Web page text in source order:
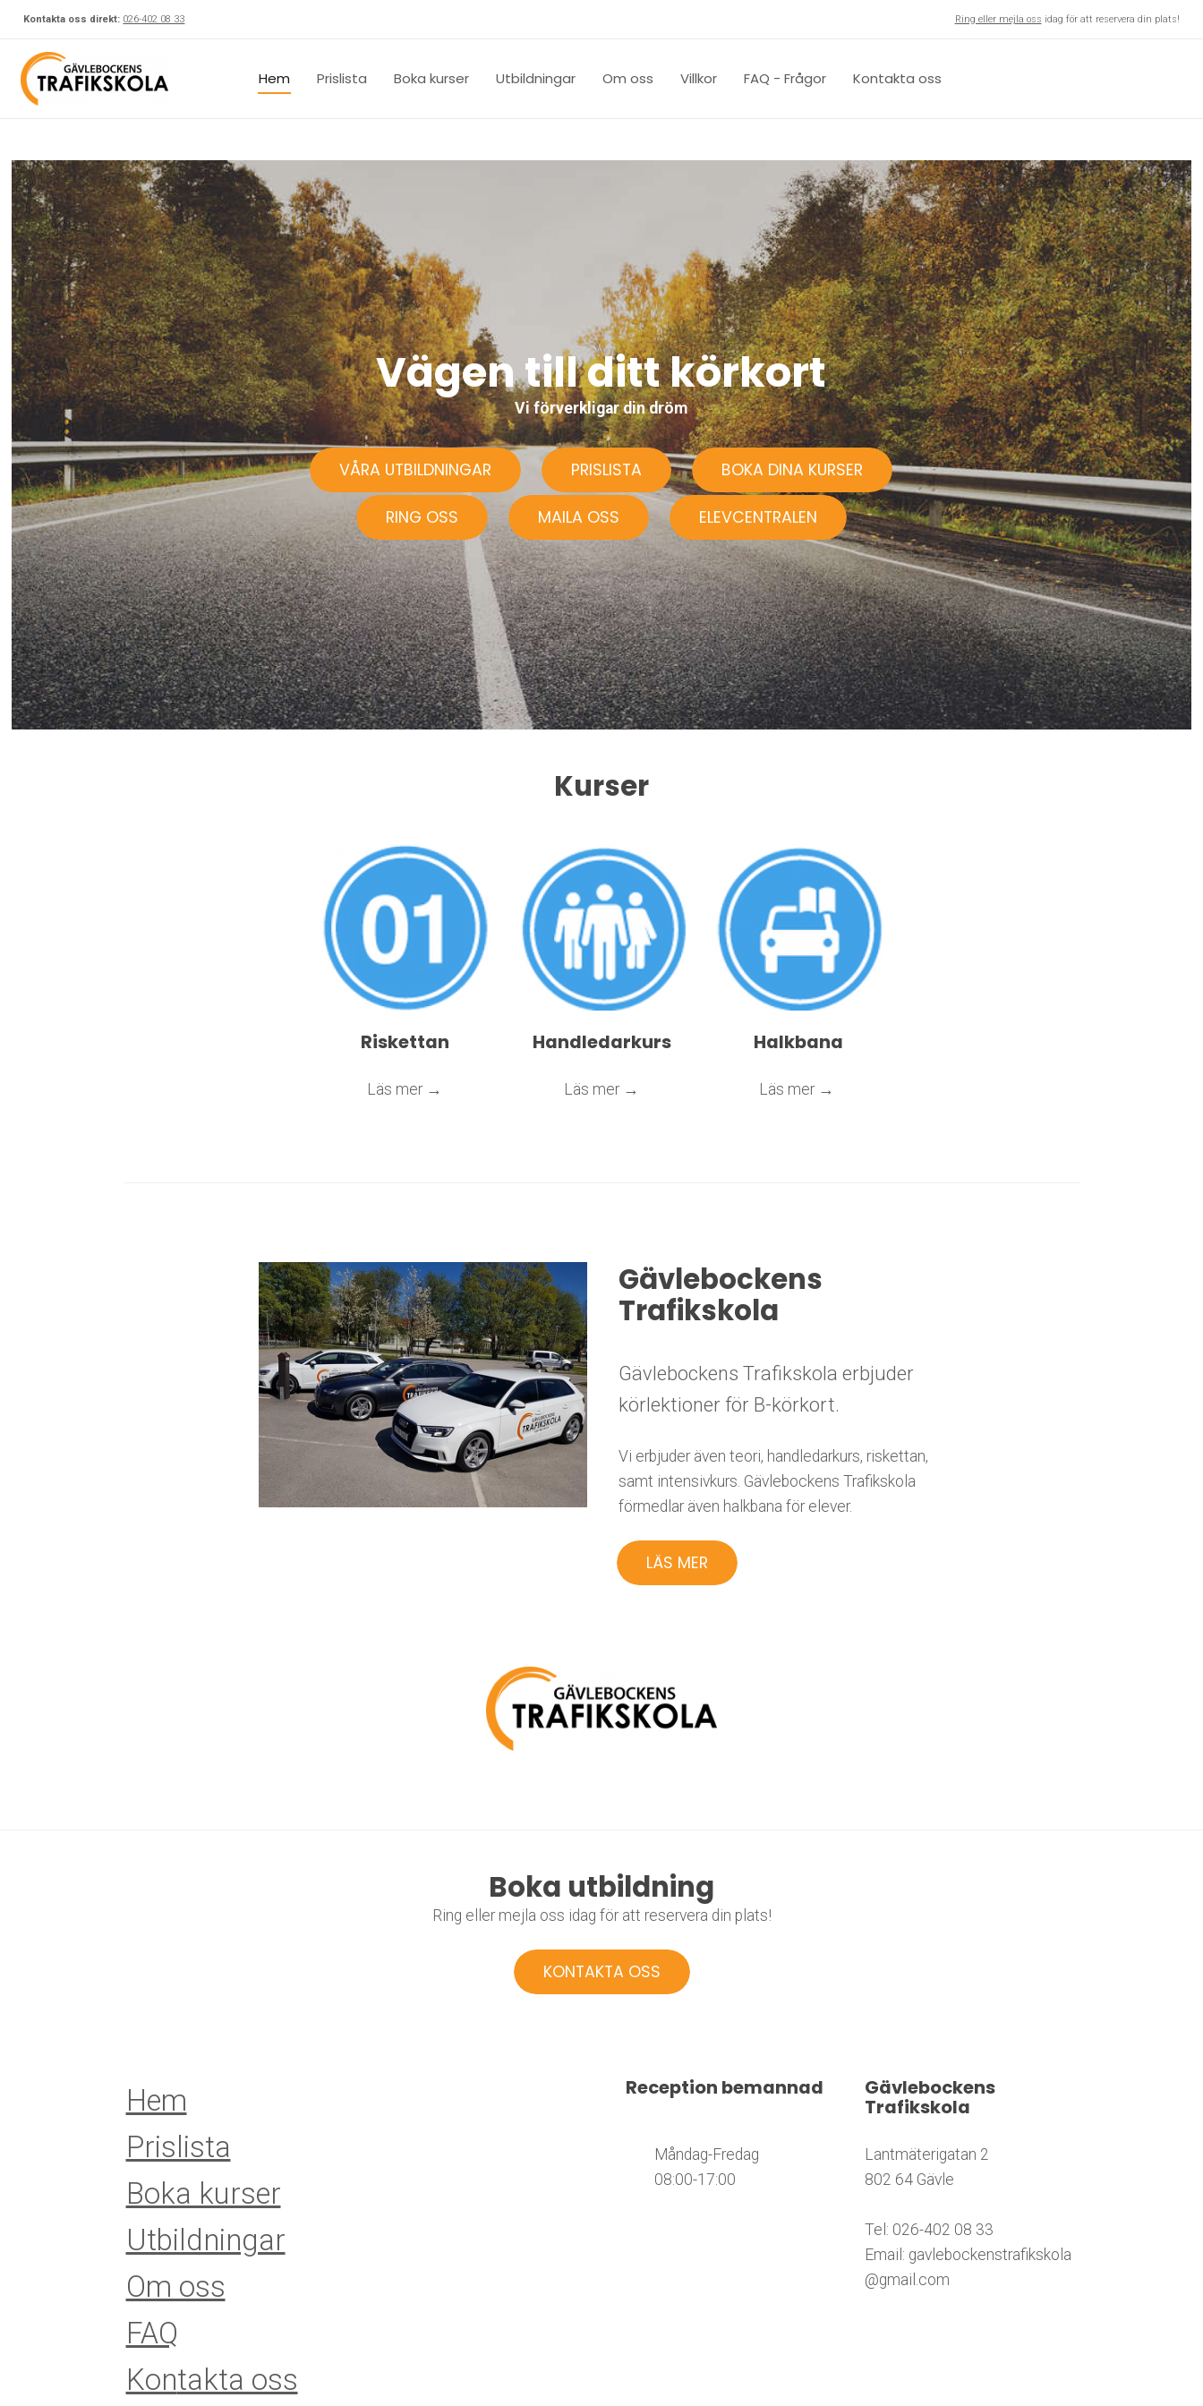
Kontakta oss direkt: 026-402 08 33 Ring eller mejla oss idag för att reservera din plats!
Hem Prislista Boka kurser Utbildningar Om oss Villkor FAQ - Frågor Kontakta oss
Vägen till ditt körkort
Vi förverkligar din dröm
VÅRA UTBILDNINGAR PRISLISTA BOKA DINA KURSER
RING OSS MAILA OSS ELEVCENTRALEN
Kurser
Riskettan
​​​​​​​Läs mer →
Handledarkurs
​​​​​​​Läs mer →
Halkbana
​​​​​​​Läs mer →
Gävlebockens
Trafikskola
Gävlebockens Trafikskola erbjuder
körlektioner för B-körkort.
Vi erbjuder även teori, handledarkurs, riskettan,
samt intensivkurs. Gävlebockens Trafikskola
förmedlar även halkbana för elever.
LÄS MER
Boka utbildning
Ring eller mejla oss idag för att reservera din plats!
KONTAKTA OSS
Hem
Prislista
Boka kurser
Utbildningar
Om oss
FAQ
Kontakta oss
Reception bemannad
​​​​​​​ Måndag-Fredag
08:00-17:00
Gävlebockens
Trafikskola
Lantmäterigatan 2
802 64 Gävle
Tel: 026-402 08 33
Email: gavlebockenstrafikskola
@gmail.com